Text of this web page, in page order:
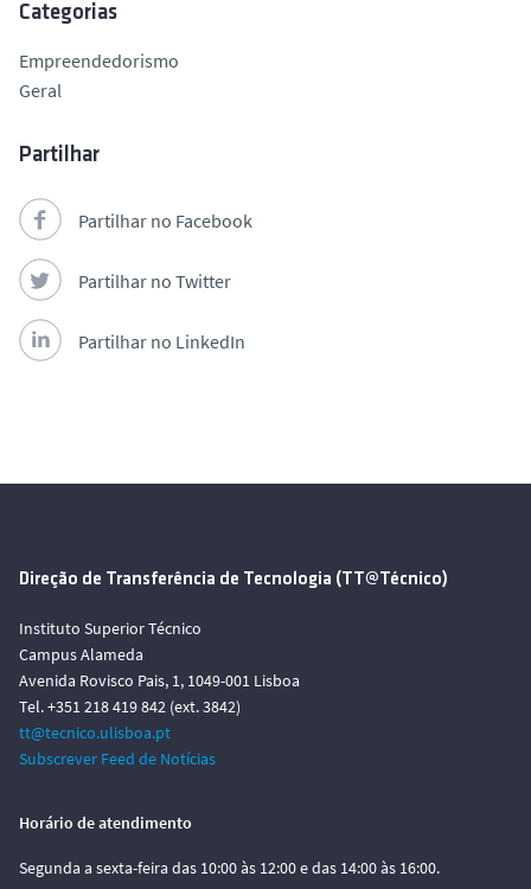
Categorias
Empreendedorismo
Geral
Partilhar
Partilhar no Facebook
Partilhar no Twitter
Partilhar no LinkedIn
Direção de Transferência de Tecnologia (TT@Técnico)
Instituto Superior Técnico
Campus Alameda
Avenida Rovisco Pais, 1, 1049-001 Lisboa
Tel. +351 218 419 842 (ext. 3842)
tt@tecnico.ulisboa.pt
Subscrever Feed de Notícias
Horário de atendimento
Segunda a sexta-feira das 10:00 às 12:00 e das 14:00 às 16:00.